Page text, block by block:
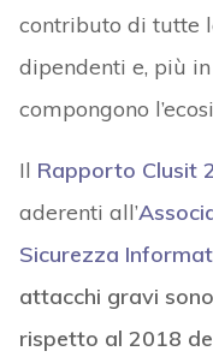
contributo di tutte
dipendenti e, più
compongono
Il Rapporto Clusit
aderenti all’
Sicurezza
attacchi gravi
rispetto al 2018